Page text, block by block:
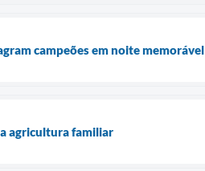
campeões em noite memorável
agricultura familiar